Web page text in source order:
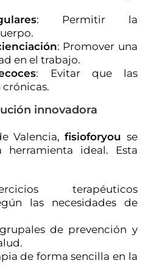
: Permitir la
: Promover una
en el trabajo.
: Evitar que las
crónicas.
innovadora
Valencia,fisioforyou se
herramienta ideal. Esta
terapéuticos
las necesidades de
de prevención y
de forma sencilla en la